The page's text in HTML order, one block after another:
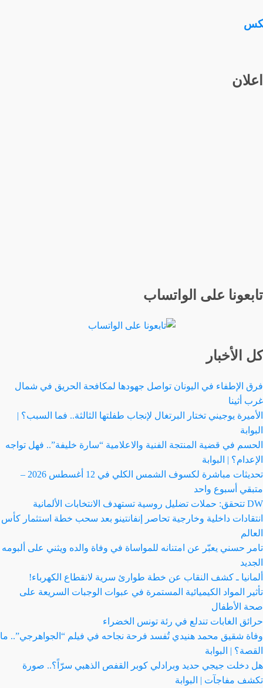
اعلان
تابعونا على الواتساب
كل الأخبار
فرق الإطفاء في اليونان تواصل جهودها لمكافحة الحريق في شمال
غرب أثينا
الأميرة يوجيني تختار البرتغال لإنجاب طفلتها الثالثة.. فما السبب؟ |
البوابة
الحسم في قضية المنتجة الفنية والاعلامية “سارة خليفة”.. فهل تواجه
الإعدام؟ | البوابة
تحديثات مباشرة لكسوف الشمس الكلي في 12 أغسطس 2026 –
متبقي أسبوع واحد
DW تتحقق: حملات تضليل روسية تستهدف الانتخابات الألمانية
انتقادات داخلية وخارجية تحاصر إنفانتينو بعد سحب خطة استثمار كأس
العالم
تامر حسني يعبّر عن امتنانه للمواساة في وفاة والده ويثني على ألبومه
الجديد
ألمانيا ـ كشف النقاب عن خطة طوارئ سرية لانقطاع الكهرباء!
تأثير المواد الكيميائية المستمرة في عبوات الوجبات السريعة على
صحة الأطفال
حرائق الغابات تندلع في رئة تونس الخضراء
وفاة شقيق محمد هنيدي تُفسد فرحة نجاحه في فيلم “الجواهرجي”.. ما
القصة؟ | البوابة
هل دخلت جيجي حديد وبرادلي كوبر القفص الذهبي سرّاً؟.. صورة
تكشف مفاجآت | البوابة